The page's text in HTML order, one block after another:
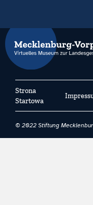
Strona
Startowa
© 2022 Stiftung